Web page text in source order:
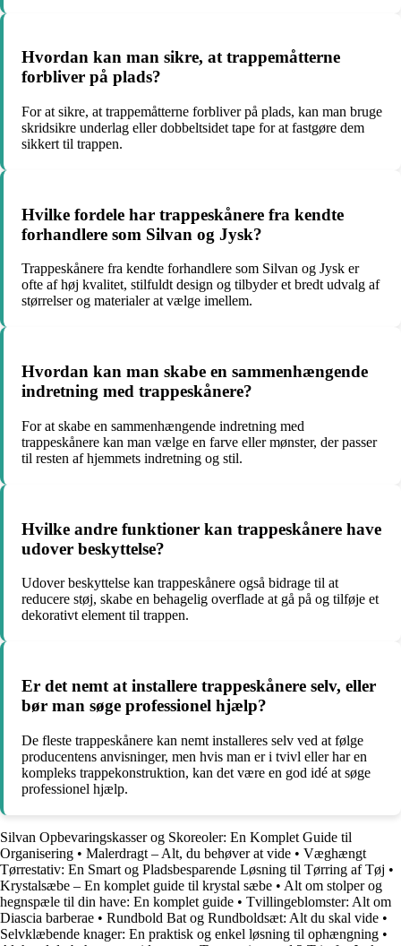
Hvordan kan man sikre, at trappemåtterne
forbliver på plads?
For at sikre, at trappemåtterne forbliver på plads, kan man bruge
skridsikre underlag eller dobbeltsidet tape for at fastgøre dem
sikkert til trappen.
Hvilke fordele har trappeskånere fra kendte
forhandlere som Silvan og Jysk?
Trappeskånere fra kendte forhandlere som Silvan og Jysk er
ofte af høj kvalitet, stilfuldt design og tilbyder et bredt udvalg af
størrelser og materialer at vælge imellem.
Hvordan kan man skabe en sammenhængende
indretning med trappeskånere?
For at skabe en sammenhængende indretning med
trappeskånere kan man vælge en farve eller mønster, der passer
til resten af hjemmets indretning og stil.
Hvilke andre funktioner kan trappeskånere have
udover beskyttelse?
Udover beskyttelse kan trappeskånere også bidrage til at
reducere støj, skabe en behagelig overflade at gå på og tilføje et
dekorativt element til trappen.
Er det nemt at installere trappeskånere selv, eller
bør man søge professionel hjælp?
De fleste trappeskånere kan nemt installeres selv ved at følge
producentens anvisninger, men hvis man er i tvivl eller har en
kompleks trappekonstruktion, kan det være en god idé at søge
professionel hjælp.
Silvan Opbevaringskasser og Skoreoler: En Komplet Guide til
Organisering • Malerdragt – Alt, du behøver at vide • Væghængt
Tørrestativ: En Smart og Pladsbesparende Løsning til Tørring af Tøj •
Krystalsæbe – En komplet guide til krystal sæbe • Alt om stolper og
hegnspæle til din have: En komplet guide • Tvillingeblomster: Alt om
Diascia barberae • Rundbold Bat og Rundboldsæt: Alt du skal vide •
Selvklæbende knager: En praktisk og enkel løsning til ophængning •